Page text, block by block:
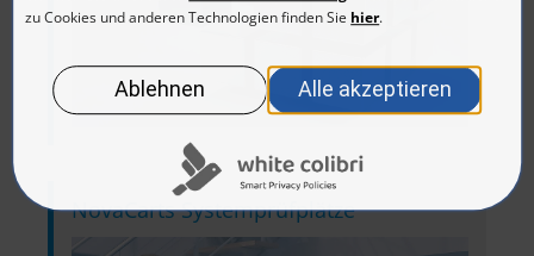
NovaCarts Systemprüfplätze